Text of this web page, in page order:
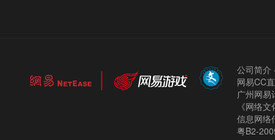
公司简介
网易CC
广州网
《网络
信息网络
粤B2-